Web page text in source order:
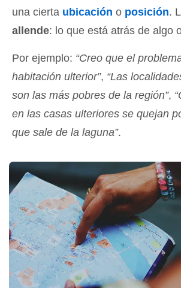
una cierta ubicación o posición.
allende: lo que está atrás de algo
Por ejemplo: “Creo que el
habitación ulterior”, “Las
son las más pobres de la región”,
en las casas ulteriores se quejan
que sale de la laguna”.